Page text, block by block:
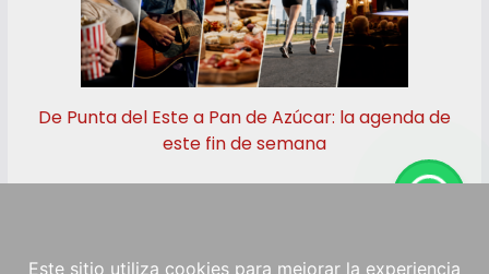
De Punta del Este a Pan de Azúcar: la agenda de
este fin de semana